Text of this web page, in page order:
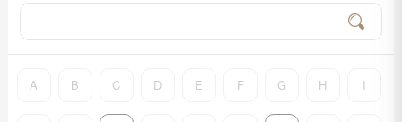
A B C D E F G H I